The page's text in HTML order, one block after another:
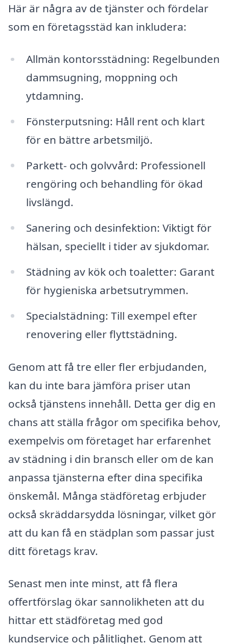
Här är några av de tjänster och fördelar
som en företagsstäd kan inkludera:
Allmän kontorsstädning: Regelbunden
dammsugning, moppning och
ytdamning.
Fönsterputsning: Håll rent och klart
för en bättre arbetsmiljö.
Parkett- och golvvård: Professionell
rengöring och behandling för ökad
livslängd.
Sanering och desinfektion: Viktigt för
hälsan, speciellt i tider av sjukdomar.
Städning av kök och toaletter: Garant
för hygieniska arbetsutrymmen.
Specialstädning: Till exempel efter
renovering eller flyttstädning.
Genom att få tre eller fler erbjudanden,
kan du inte bara jämföra priser utan
också tjänstens innehåll. Detta ger dig en
chans att ställa frågor om specifika behov,
exempelvis om företaget har erfarenhet
av städning i din bransch eller om de kan
anpassa tjänsterna efter dina specifika
önskemål. Många städföretag erbjuder
också skräddarsydda lösningar, vilket gör
att du kan få en städplan som passar just
ditt företags krav.
Senast men inte minst, att få flera
offertförslag ökar sannolikheten att du
hittar ett städföretag med god
kundservice och pålitlighet. Genom att